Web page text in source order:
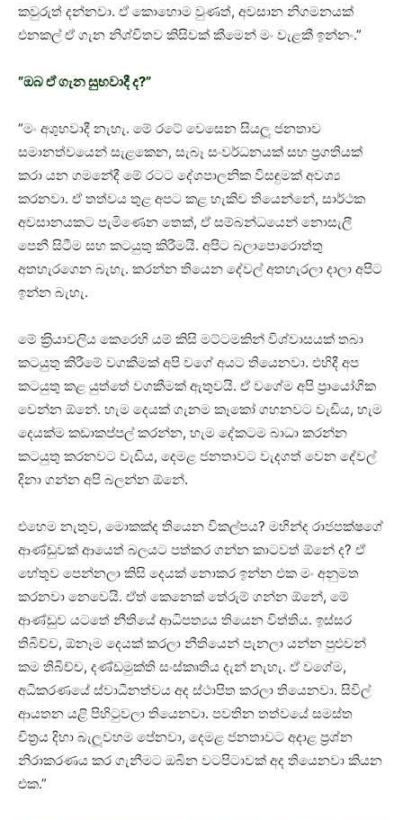
කවුරුත් දන්නවා. ඒ කොහොම වුණත්, අවසාන නිගමනයක්
එනකල් ඒ ගැන නිශ්චිතව කිසිවක් කීමෙන් මං වැළකී ඉන්නං.”
”ඔබ ඒ ගැන සුභවාදී ද?”
”මං අශුභවාදී නැහැ. මේ රටේ වෙසෙන සියලූ ජනතාව
සමානත්වයෙන් සැළකෙන, සැබෑ සංවර්ධනයක් සහ ප‍්‍රගතියක්
කරා යන ගමනේදී මේ රටට දේශපාලනික විසඳුමක් අවශ්‍ය
කරනවා. ඒ තත්වය තුළ අපට කළ හැකිව තියෙන්නේ, සාර්ථක
අවසානයකට පැමිණෙන තෙක්, ඒ සම්බන්ධයෙන් නොසැලී
පෙනී සිටීම සහ කටයුතු කිරීමයි. අපිට බලාපොරොත්තු
අතහැරගෙන බැහැ. කරන්න තියෙන දේවල් අතහැරලා දාලා අපිට
ඉන්න බැහැ.
මේ ක‍්‍රියාවලිය කෙරෙහි යම් කිසි මට්ටමකින් විශ්වාසයක් තබා
කටයුතු කිරීමේ වගකීමක් අපි වගේ අයට තියෙනවා. එහිදී අප
කටයුතු කළ යුත්තේ වගකීමක් ඇතුවයි. ඒ වගේම අපි ප‍්‍රායෝගික
වෙන්න ඕනේ. හැම දෙයක් ගැනම කෑකෝ ගහනවට වැඩිය, හැම
දෙයක්ම කඩාකප්පල් කරන්න, හැම දේකටම බාධා කරන්න
කටයුතු කරනවට වැඩිය, දෙමළ ජනතාවට වැදගත් වෙන දේවල්
දිනා ගන්න අපි බලන්න ඕනේ.
එහෙම නැතුව, මොකක්ද තියෙන විකල්පය? මහින්ද රාජපක්ෂගේ
ආණ්ඩුවක් ආයෙත් බලයට පත්කර ගන්න කාටවත් ඕනේ ද? ඒ
හේතුව පෙන්නලා කිසි දෙයක් නොකර ඉන්න එක මං අනුමත
කරනවා නෙවෙයි. ඒත් කෙනෙක් තේරුම් ගන්න ඕනේ, මේ
ආණ්ඩුව යටතේ නීතියේ ආධිපත්‍යය තියෙන විත්තිය. ඉස්සර
තිබිච්ච, ඕනෑම දෙයක් කරලා නීතියෙන් පැනලා යන්න පුළුවන්
කම තිබිච්ච, දණ්ඩමුක්ති සංස්කෘතිය දැන් නැහැ. ඒ වගේම,
අධිකරණයේ ස්වාධීනත්වය අද ස්ථාපිත කරලා තියෙනවා. සිවිල්
ආයතන යළි පිහිටුවලා තියෙනවා. පවතින තත්වයේ සමස්ත
චිත‍්‍රය දිහා බැලූවහම පේනවා, දෙමළ ජනතාවට අදාළ ප‍්‍රශ්න
නිරාකරණය කර ගැනීමට ඔබින වටපිටාවක් අද තියෙනවා කියන
එක.”